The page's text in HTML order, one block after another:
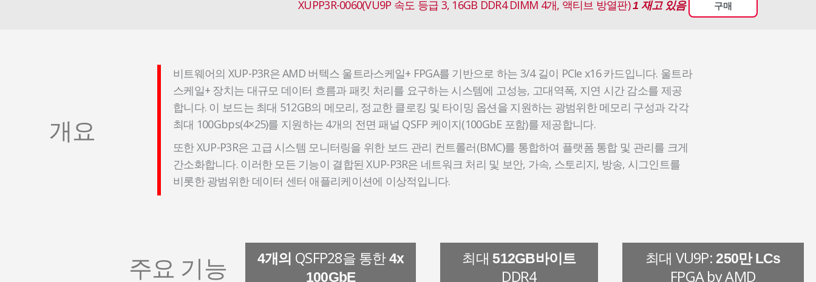
XUPP3R-0060(VU9P 속도 등급 3, 16GB DDR4 DIMM 4개, 액티브 방열판)1 재고 있음 구매
개요
비트웨어의 XUP-P3R은 AMD 버텍스 울트라스케일+ FPGA를 기반으로 하는 3/4 길이 PCIe x16 카드입니다. 울트라
스케일+ 장치는 대규모 데이터 흐름과 패킷 처리를 요구하는 시스템에 고성능, 고대역폭, 지연 시간 감소를 제공
합니다. 이 보드는 최대 512GB의 메모리, 정교한 클로킹 및 타이밍 옵션을 지원하는 광범위한 메모리 구성과 각각
최대 100Gbps(4×25)를 지원하는 4개의 전면 패널 QSFP 케이지(100GbE 포함)를 제공합니다.
또한 XUP-P3R은 고급 시스템 모니터링을 위한 보드 관리 컨트롤러(BMC)를 통합하여 플랫폼 통합 및 관리를 크게
간소화합니다. 이러한 모든 기능이 결합된 XUP-P3R은 네트워크 처리 및 보안, 가속, 스토리지, 방송, 시그인트를
비롯한 광범위한 데이터 센터 애플리케이션에 이상적입니다.
주요 기능 4개의 QSFP28을 통한4x
100GbE
최대 512GB바이트
DDR4
최대 VU9P:250만 LCs
FPGA by AMD